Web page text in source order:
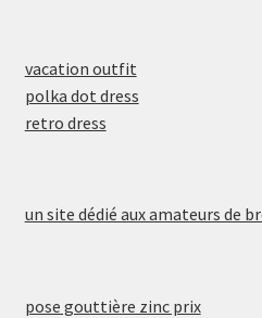
vacation outfit
polka dot dress
retro dress
un site dédié aux amateurs de
pose gouttière zinc prix